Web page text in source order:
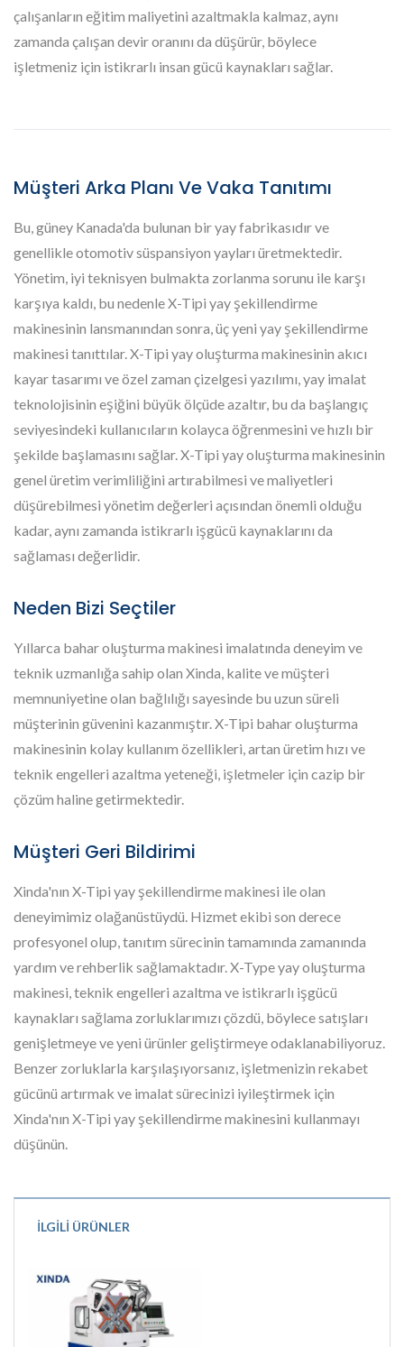
çalışanların eğitim maliyetini azaltmakla kalmaz, aynı
zamanda çalışan devir oranını da düşürür, böylece
işletmeniz için istikrarlı insan gücü kaynakları sağlar.
Müşteri Arka Planı Ve Vaka Tanıtımı
Bu, güney Kanada'da bulunan bir yay fabrikasıdır ve
genellikle otomotiv süspansiyon yayları üretmektedir.
Yönetim, iyi teknisyen bulmakta zorlanma sorunu ile karşı
karşıya kaldı, bu nedenle X-Tipi yay şekillendirme
makinesinin lansmanından sonra, üç yeni yay şekillendirme
makinesi tanıttılar. X-Tipi yay oluşturma makinesinin akıcı
kayar tasarımı ve özel zaman çizelgesi yazılımı, yay imalat
teknolojisinin eşiğini büyük ölçüde azaltır, bu da başlangıç
seviyesindeki kullanıcıların kolayca öğrenmesini ve hızlı bir
şekilde başlamasını sağlar. X-Tipi yay oluşturma makinesinin
genel üretim verimliliğini artırabilmesi ve maliyetleri
düşürebilmesi yönetim değerleri açısından önemli olduğu
kadar, aynı zamanda istikrarlı işgücü kaynaklarını da
sağlaması değerlidir.
Neden Bizi Seçtiler
Yıllarca bahar oluşturma makinesi imalatında deneyim ve
teknik uzmanlığa sahip olan Xinda, kalite ve müşteri
memnuniyetine olan bağlılığı sayesinde bu uzun süreli
müşterinin güvenini kazanmıştır. X-Tipi bahar oluşturma
makinesinin kolay kullanım özellikleri, artan üretim hızı ve
teknik engelleri azaltma yeteneği, işletmeler için cazip bir
çözüm haline getirmektedir.
Müşteri Geri Bildirimi
Xinda'nın X-Tipi yay şekillendirme makinesi ile olan
deneyimimiz olağanüstüydü. Hizmet ekibi son derece
profesyonel olup, tanıtım sürecinin tamamında zamanında
yardım ve rehberlik sağlamaktadır. X-Type yay oluşturma
makinesi, teknik engelleri azaltma ve istikrarlı işgücü
kaynakları sağlama zorluklarımızı çözdü, böylece satışları
genişletmeye ve yeni ürünler geliştirmeye odaklanabiliyoruz.
Benzer zorluklarla karşılaşıyorsanız, işletmenizin rekabet
gücünü artırmak ve imalat sürecinizi iyileştirmek için
Xinda'nın X-Tipi yay şekillendirme makinesini kullanmayı
düşünün.
İLGILI ÜRÜNLER